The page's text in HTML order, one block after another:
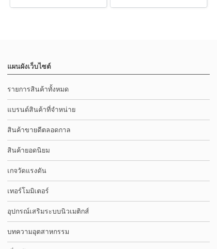
แผนผังเว็บไซต์
รายการสินค้าทั้งหมด
แบรนด์สินค้าที่จำหน่าย
สินค้าขายดีตลอดกาล
สินค้ายอดนิยม
เกจวัดแรงดัน
เทอร์โมมิเตอร์
อุปกรณ์เสริมระบบนิวเมติกส์
บทความอุตสาหกรรม